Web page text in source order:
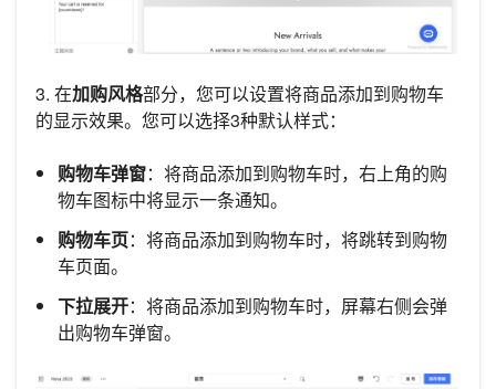
3. 在加购风格部分，您可以设置将商品添加到购物车
的显示效果。您可以选择3种默认样式：
购物车弹窗：将商品添加到购物车时，右上角的购
物车图标中将显示一条通知。
购物车页：将商品添加到购物车时，将跳转到购物
车页面。
下拉展开：将商品添加到购物车时，屏幕右侧会弹
出购物车弹窗。